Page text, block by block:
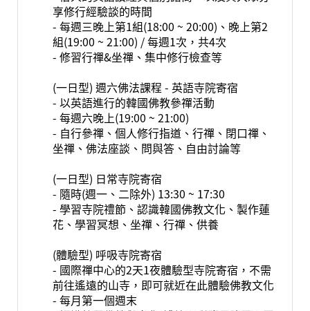
享修行經驗談的時間
- 每週三晚上第1組(18:00 ~ 20:00)、晚上第2
組(19:00 ~ 21:00) / 每週1次，共4次
- 修習行禪&坐禪、集中修行檢查等
(一日型) 週六佛法課程 - 英語寺院寄宿
- 以英語進行的韓國佛教參禪活動
- 每週六晚上(19:00 ~ 21:00)
- 自行參禪、個人修行指道、行禪、閉口禪、
坐禪、佛法座談、問與答、自由討論等
(一日型) 日常寺院寄宿
- 隨時(週一、二除外) 13:30 ~ 17:30
- 學習寺院禮節、認識韓國佛教文化、製作蓮
花、學習冥想、坐禪、行禪、供養
(體驗型) 呼吸寺院寄宿
- 國際禪中心的2天1夜體驗型寺院寄宿，不需
前往遙遠的山寺，即可就近在此體驗佛教文化
- 每月第一個週末